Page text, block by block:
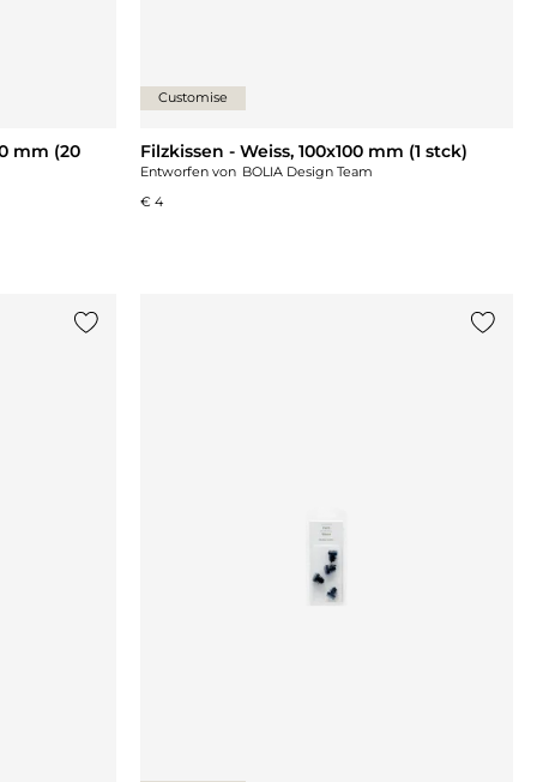
mm (20
Customise
Filzkissen - Weiss, 100x100 mm (1 stck)
Entworfen von BOLIA Design Team
€ 4